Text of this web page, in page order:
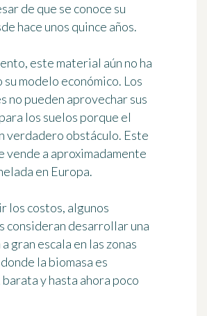
de que se conoce su
hace unos quince años.
este material aún no ha
modelo económico. Los
no pueden aprovechar sus
los suelos porque el
verdadero obstáculo. Este
vende a aproximadamente
en Europa.
los costos, algunos
consideran desarrollar una
gran escala en las zonas
la biomasa es
y hasta ahora poco